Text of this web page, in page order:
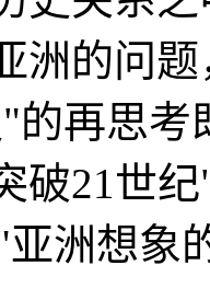
洲的问
的再思考
破21世
洲想象